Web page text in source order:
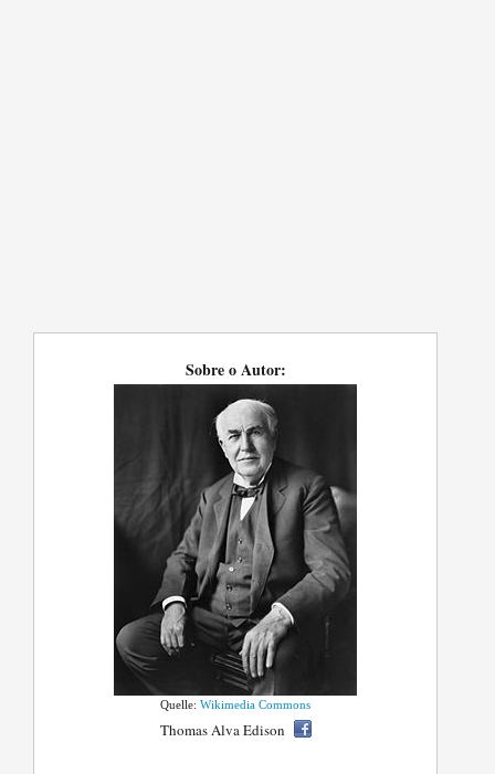
Sobre o Autor:
Quelle:Wikimedia Commons
Thomas Alva Edison